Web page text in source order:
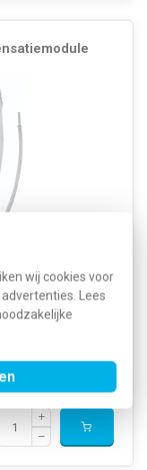
wij cookies voor
Lees
dimgedrag en
230?V-lampen.
x 43 x 28,5?mm.
46,65